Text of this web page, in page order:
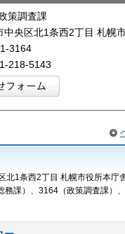
策調査課
中央区北1条西2丁目 札幌
3164
218-5143
北1条西2丁目 札幌市役所本庁
総務課）、3164（政策調査課